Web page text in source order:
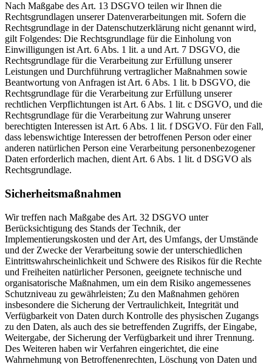
Nach Maßgabe des Art. 13 DSGVO teilen wir Ihnen die
Rechtsgrundlagen unserer Datenverarbeitungen mit. Sofern die
Rechtsgrundlage in der Datenschutzerklärung nicht genannt wird,
gilt Folgendes: Die Rechtsgrundlage für die Einholung von
Einwilligungen ist Art. 6 Abs. 1 lit. a und Art. 7 DSGVO, die
Rechtsgrundlage für die Verarbeitung zur Erfüllung unserer
Leistungen und Durchführung vertraglicher Maßnahmen sowie
Beantwortung von Anfragen ist Art. 6 Abs. 1 lit. b DSGVO, die
Rechtsgrundlage für die Verarbeitung zur Erfüllung unserer
rechtlichen Verpflichtungen ist Art. 6 Abs. 1 lit. c DSGVO, und die
Rechtsgrundlage für die Verarbeitung zur Wahrung unserer
berechtigten Interessen ist Art. 6 Abs. 1 lit. f DSGVO. Für den Fall,
dass lebenswichtige Interessen der betroffenen Person oder einer
anderen natürlichen Person eine Verarbeitung personenbezogener
Daten erforderlich machen, dient Art. 6 Abs. 1 lit. d DSGVO als
Rechtsgrundlage.
Sicherheitsmaßnahmen
Wir treffen nach Maßgabe des Art. 32 DSGVO unter
Berücksichtigung des Stands der Technik, der
Implementierungskosten und der Art, des Umfangs, der Umstände
und der Zwecke der Verarbeitung sowie der unterschiedlichen
Eintrittswahrscheinlichkeit und Schwere des Risikos für die Rechte
und Freiheiten natürlicher Personen, geeignete technische und
organisatorische Maßnahmen, um ein dem Risiko angemessenes
Schutzniveau zu gewährleisten; Zu den Maßnahmen gehören
insbesondere die Sicherung der Vertraulichkeit, Integrität und
Verfügbarkeit von Daten durch Kontrolle des physischen Zugangs
zu den Daten, als auch des sie betreffenden Zugriffs, der Eingabe,
Weitergabe, der Sicherung der Verfügbarkeit und ihrer Trennung.
Des Weiteren haben wir Verfahren eingerichtet, die eine
Wahrnehmung von Betroffenenrechten, Löschung von Daten und